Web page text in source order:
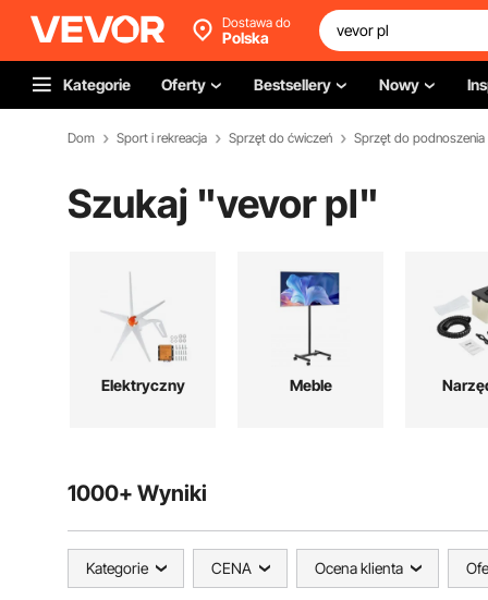
Dostawa do
Polska
Kategorie Oferty Bestsellery Nowy
Dom Sport i rekreacja Sprzęt do ćwiczeń Sprzęt do podnoszenia
Szukaj "vevor pl"
Elektryczny Meble
1000+ Wyniki
Kategorie CENA Ocena klienta